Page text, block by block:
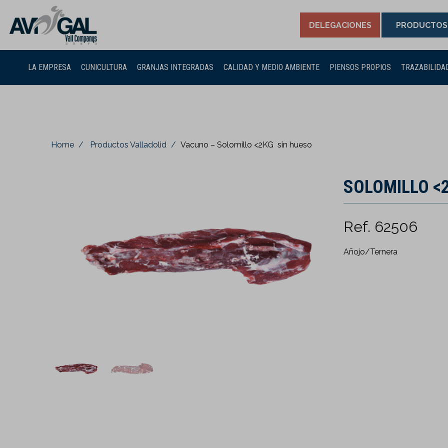
DELEGACIONES PRODUCTOS
LA EMPRESA CUNICULTURA GRANJAS INTEGRADAS CALIDAD Y MEDIO AMBIENTE PIENSOS PROPIOS
Home Productos Valladolid Vacuno – Solomillo <2KG sin hueso
SOLOMILLO
Ref. 62506
Añojo/Ternera